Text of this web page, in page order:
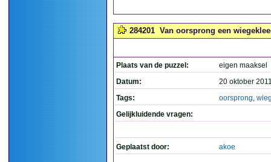
284201 Van oorsprong een
Plaats van de puzzel:
eigen maaksel
Datum:
20 oktober
Tags:
oorsprong,
Gelijkluidende vragen:
Geplaatst door: akoe